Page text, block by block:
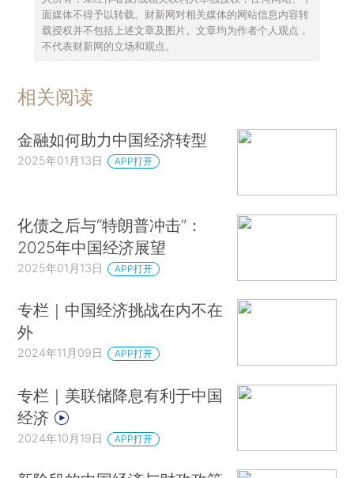
面媒体不得予以转载。财新网对相关媒体的网站信息内容转
载授权并不包括上述文章及图片。文章均为作者个人观点，
不代表财新网的立场和观点。
相关阅读
金融如何助力中国经济转型
2025年01月13日 APP打开
化债之后与“特朗普冲击”：
2025年中国经济展望
2025年01月13日 APP打开
专栏｜中国经济挑战在内不在
外
2024年11月09日 APP打开
专栏｜美联储降息有利于中国
经济
2024年10月19日 APP打开